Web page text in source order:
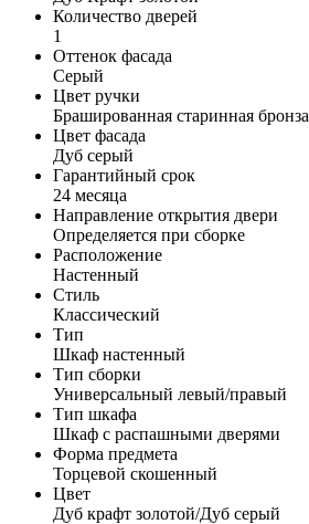
Количество дверей
1
Оттенок фасада
Серый
Цвет ручки
Брашированная старинная бронза
Цвет фасада
Дуб серый
Гарантийный срок
24 месяца
Направление открытия двери
Определяется при сборке
Расположение
Настенный
Стиль
Классический
Тип
Шкаф настенный
Тип сборки
Универсальный левый/правый
Тип шкафа
Шкаф с распашными дверями
Форма предмета
Торцевой скошенный
Цвет
Дуб крафт золотой/Дуб серый